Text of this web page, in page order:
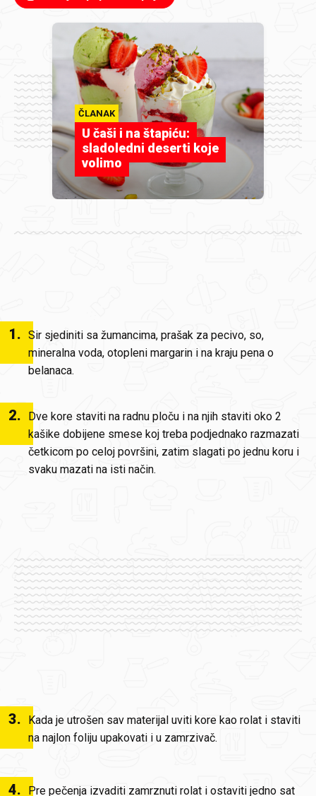
ČLANAK
U čaši i na štapiću:
sladoledni deserti koje
volimo
1. Sir sjediniti sa žumancima, prašak za pecivo, so,
mineralna voda, otopleni margarin i na kraju pena o
belanaca.
2.
Dve kore staviti na radnu ploču i na njih staviti oko 2
kašike dobijene smese koj treba podjednako razmazati
četkicom po celoj površini, zatim slagati po jednu koru i
svaku mazati na isti način.
3.
Kada je utrošen sav materijal uviti kore kao rolat i staviti
na najlon foliju upakovati i u zamrzivač.
4. Pre pečenja izvaditi zamrznuti rolat i ostaviti jedno sat